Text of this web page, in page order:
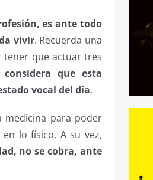
es ante todo
vivir. Recuerda una
tener que actuar tres
que esta
vocal del día.
medicina para poder
lo físico. A su vez,
no se cobra, ante